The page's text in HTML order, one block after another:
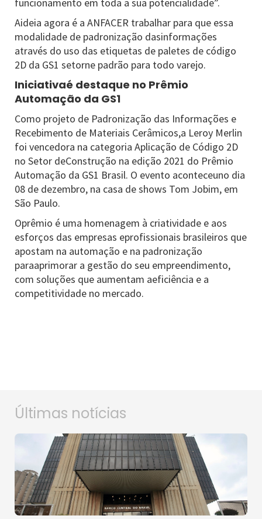
Aideia agora é a ANFACER trabalhar para que essa
modalidade de padronização dasinformações
através do uso das etiquetas de paletes de código
2D da GS1 setorne padrão para todo varejo.
Iniciativaé destaque no Prêmio
Automação da GS1
Como projeto de Padronização das Informações e
Recebimento de Materiais Cerâmicos,a Leroy Merlin
foi vencedora na categoria Aplicação de Código 2D
no Setor deConstrução na edição 2021 do Prêmio
Automação da GS1 Brasil. O evento aconteceuno dia
08 de dezembro, na casa de shows Tom Jobim, em
São Paulo.
Oprêmio é uma homenagem à criatividade e aos
esforços das empresas eprofissionais brasileiros que
apostam na automação e na padronização
paraaprimorar a gestão do seu empreendimento,
com soluções que aumentam aeficiência e a
competitividade no mercado.
Últimas notícias